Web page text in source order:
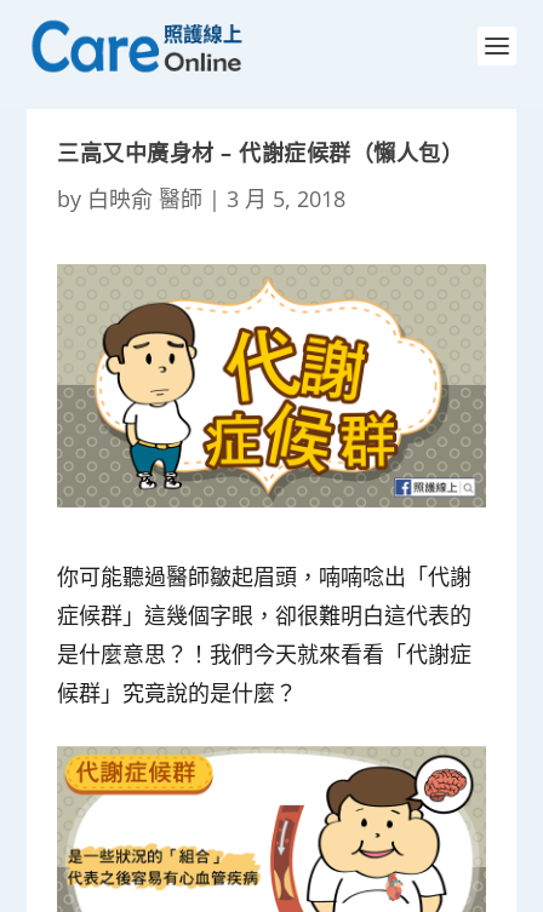
三高又中廣身材 – 代謝症候群（懶人包）
by 白映俞 醫師 |3 月 5, 2018
你可能聽過醫師皺起眉頭，喃喃唸出「代謝
症候群」這幾個字眼，卻很難明白這代表的
是什麼意思？！我們今天就來看看「代謝症
候群」究竟說的是什麼？